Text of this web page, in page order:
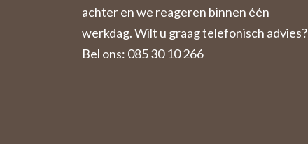
achter en we reageren binnen één
werkdag. Wilt u graag telefonisch advies?
Bel ons: 085 30 10 266